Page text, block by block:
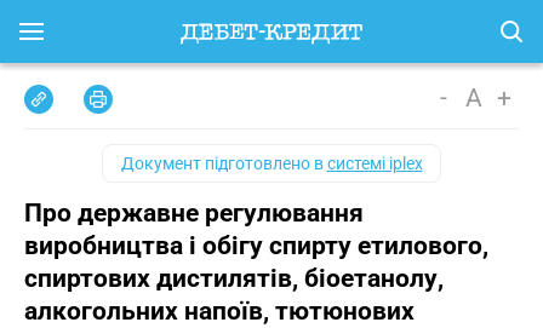
- A +
Документ підготовлено всистемі iplex
Про державне регулювання
виробництва і обігу спирту етилового,
спиртових дистилятів, біоетанолу,
алкогольних напоїв, тютюнових